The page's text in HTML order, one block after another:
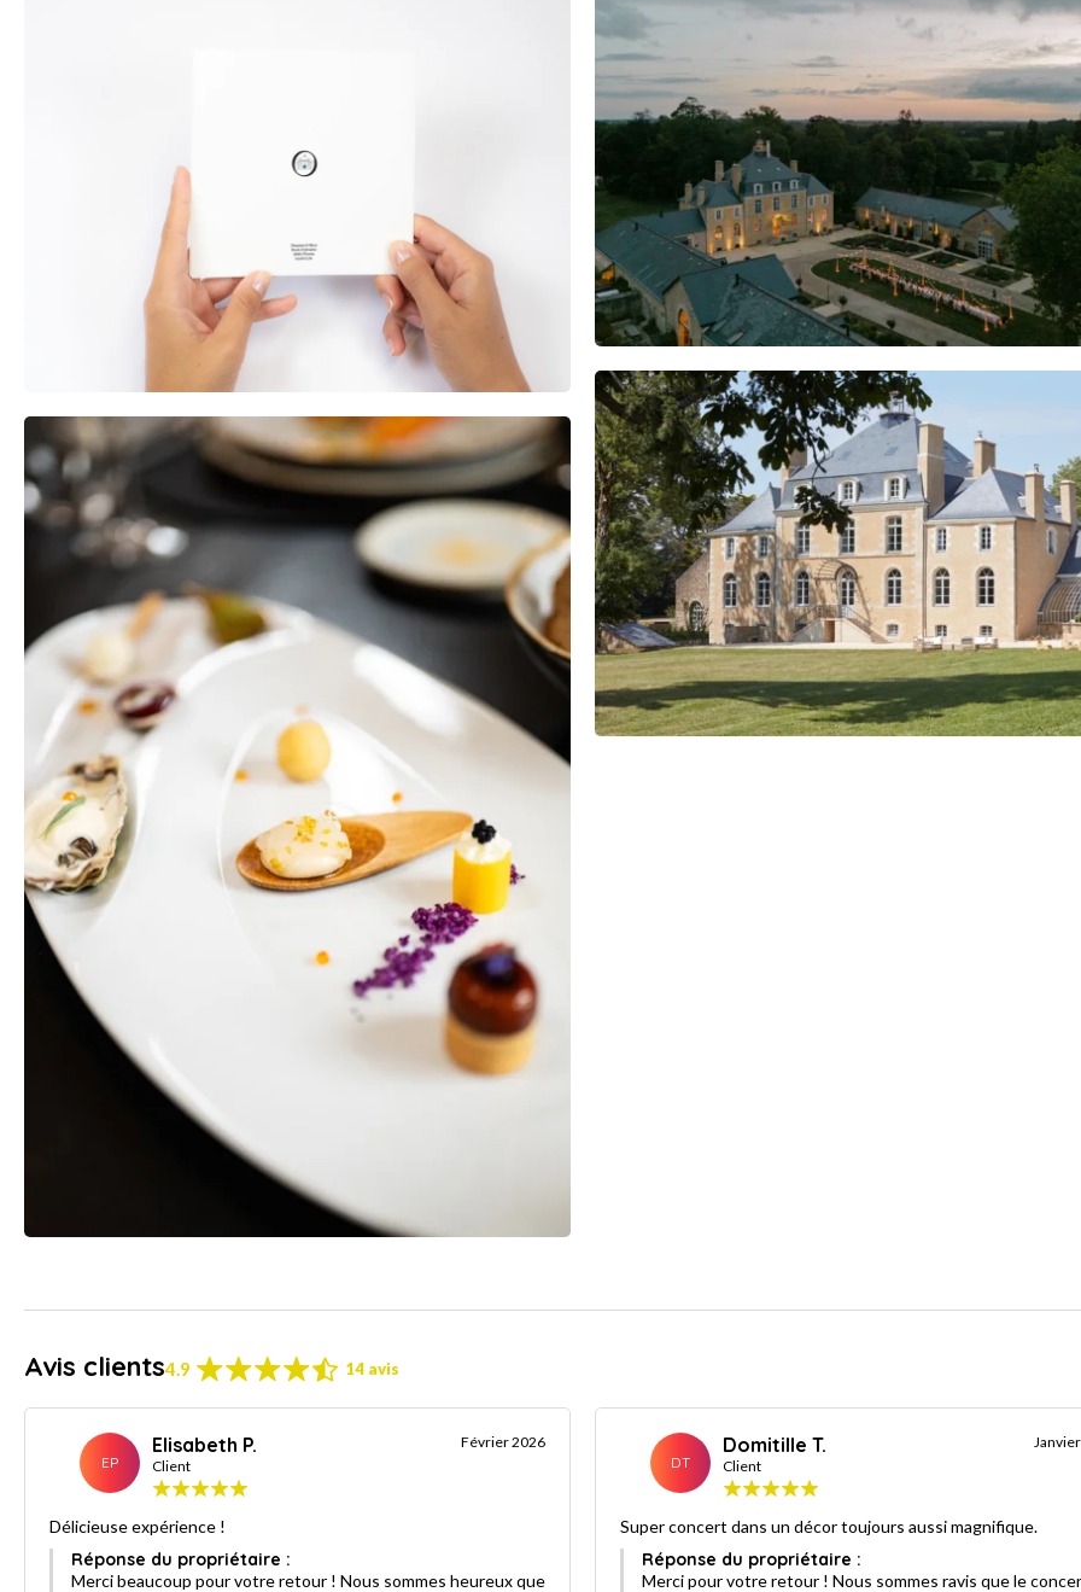
Avis clients4.9 14 avis
EP
Elisabeth P.
Client
Février 2026
Délicieuse expérience !
Réponse du propriétaire :
Merci beaucoup pour votre retour ! Nous sommes heureux que
DT
Domitille T.
Client
Super concert dans un décor toujours aussi magnifique.
Réponse du propriétaire :
Merci pour votre retour ! Nous sommes ravis que le